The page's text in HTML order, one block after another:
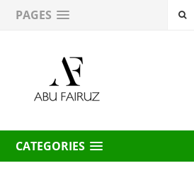
PAGES
CATEGORIES